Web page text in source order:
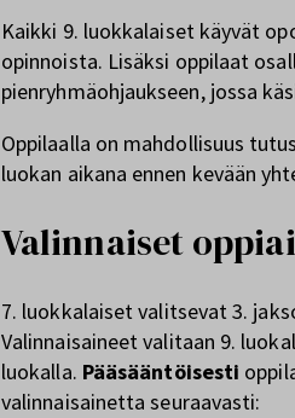
Kaikki 9. luokkalaiset käyvät
opinnoista. Lisäksi oppilaat
pienryhmäohjaukseen, jossa
Oppilaalla on mahdollisuus
luokan aikana ennen kevään
Valinnaiset
7. luokkalaiset valitsevat 3.
Valinnaisaineet valitaan 9.
luokalla. Pääsääntöisesti
valinnaisainetta seuraavasti: